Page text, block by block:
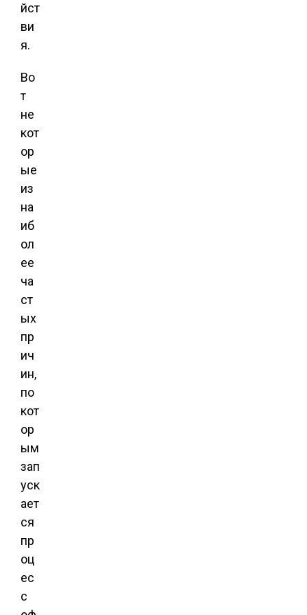
йст
ви
я.
Во
т
не
кот
ор
ые
из
на
иб
ол
ее
ча
ст
ых
пр
ич
ин,
по
кот
ор
ым
зап
уск
ает
ся
пр
оц
ес
с